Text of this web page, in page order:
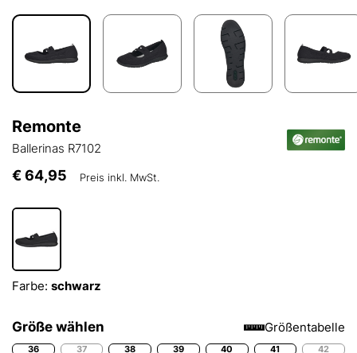
Remonte
Ballerinas R7102
€ 64,95 Preis inkl. MwSt.
Farbe: schwarz
Größe wählen Größentabelle
36 37 38 39 40 41
42